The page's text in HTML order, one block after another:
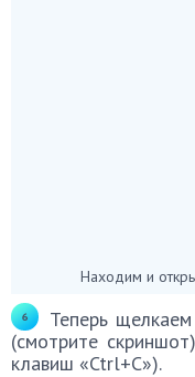
Находим и
Теперь
(смотрите
клавиш «Ctrl+C»).